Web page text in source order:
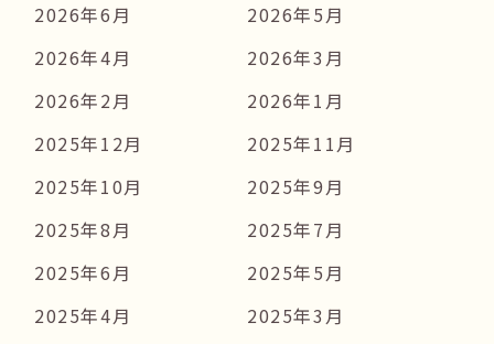
2026年6月
2026年5月
2026年4月
2026年3月
2026年2月
2026年1月
2025年12月
2025年11月
2025年10月
2025年9月
2025年8月
2025年7月
2025年6月
2025年5月
2025年4月
2025年3月